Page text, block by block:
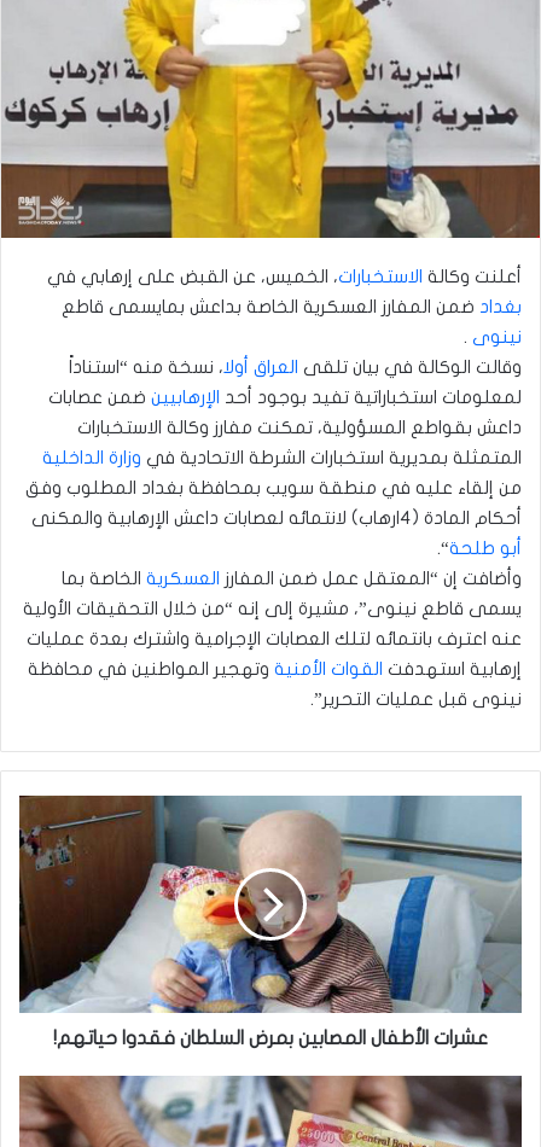
أعلنت وكالة الاستخبارات، الخميس، عن القبض على إرهابي في
بغداد ضمن المفارز العسكرية الخاصة بداعش بمايسمى قاطع
نينوى .
وقالت الوكالة في بيان تلقى العراق أولا، نسخة منه “استناداً
لمعلومات استخباراتية تفيد بوجود أحد
الإرهابيين ضمن عصابات
داعش بقواطع المسؤولية، تمكنت مفارز وكالة الاستخبارات
المتمثلة بمديرية استخبارات الشرطة الاتحادية في وزارة الداخلية
من إلقاء عليه في منطقة سويب بمحافظة بغداد المطلوب وفق
أحكام المادة (٤ارهاب) لانتمائه لعصابات داعش الإرهابية والمكنى
أبو طلحة“.
وأضافت إن “المعتقل عمل ضمن المفارز العسكرية الخاصة بما
يسمى قاطع نينوى”، مشيرة إلى إنه “من خلال التحقيقات الأولية
عنه اعترف بانتمائه لتلك العصابات الإجرامية واشترك بعدة عمليات
إرهابية استهدفت
القوات الأمنية وتهجير المواطنين في محافظة
نينوى قبل عمليات التحرير”.
المصابين
بمرض
السلطان
فقدوا
عشرات الأطفال المصابين بمرض السلطان فقدوا حياتهم!
ارتفاع
سعر
الدولار